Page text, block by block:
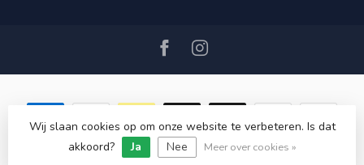
© Copyright 2026 SAIL360 watersport and boat equipment
Wij slaan cookies op om onze website te verbeteren. Is dat
akkoord?
Ja Nee Meer over cookies »